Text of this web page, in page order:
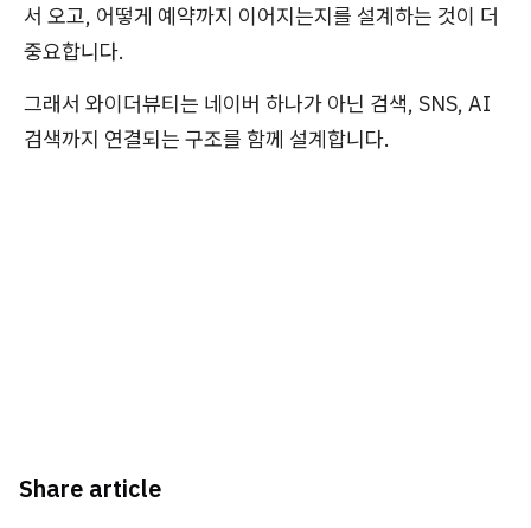
서 오고, 어떻게 예약까지 이어지는지를 설계하는 것이 더
중요합니다.
그래서 와이더뷰티는 네이버 하나가 아닌 검색, SNS, AI
검색까지 연결되는 구조를 함께 설계합니다.
Share article